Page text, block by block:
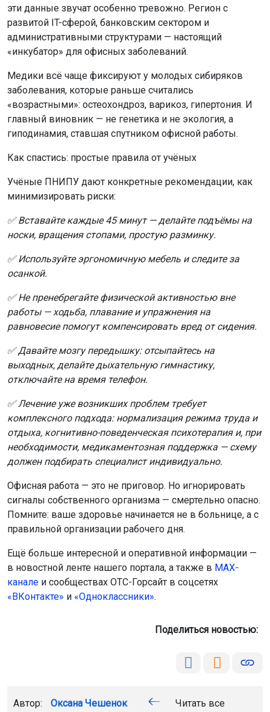
эти данные звучат особенно тревожно. Регион с
развитой IT-сферой, банковским сектором и
административными структурами — настоящий
«инкубатор» для офисных заболеваний.
Медики всё чаще фиксируют у молодых сибиряков
заболевания, которые раньше считались
«возрастными»: остеохондроз, варикоз, гипертония. И
главный виновник — не генетика и не экология, а
гиподинамия, ставшая спутником офисной работы.
Как спастись: простые правила от учёных
Учёные ПНИПУ дают конкретные рекомендации, как
минимизировать риски:
✅ Вставайте каждые 45 минут — делайте подъёмы на
носки, вращения стопами, простую разминку.
✅ Используйте эргономичную мебель и следите за
осанкой.
✅ Не пренебрегайте физической активностью вне
работы — ходьба, плавание и упражнения на
равновесие помогут компенсировать вред от сидения.
✅ Давайте мозгу передышку: отсыпайтесь на
выходных, делайте дыхательную гимнастику,
отключайте на время телефон.
✅ Лечение уже возникших проблем требует
комплексного подхода: нормализация режима труда и
отдыха, когнитивно-поведенческая психотерапия и, при
необходимости, медикаментозная поддержка — схему
должен подбирать специалист индивидуально.
Офисная работа — это не приговор. Но игнорировать
сигналы собственного организма — смертельно опасно.
Помните: ваше здоровье начинается не в больнице, а с
правильной организации рабочего дня.
Ещё больше интересной и оперативной информации —
в новостной ленте нашего портала, а также в МАХ-
канале и сообществах ОТС-Горсайт в соцсетях
«ВКонтакте» и «Одноклассники».
Поделиться новостью:
Автор: Оксана Чешенок
Читать все